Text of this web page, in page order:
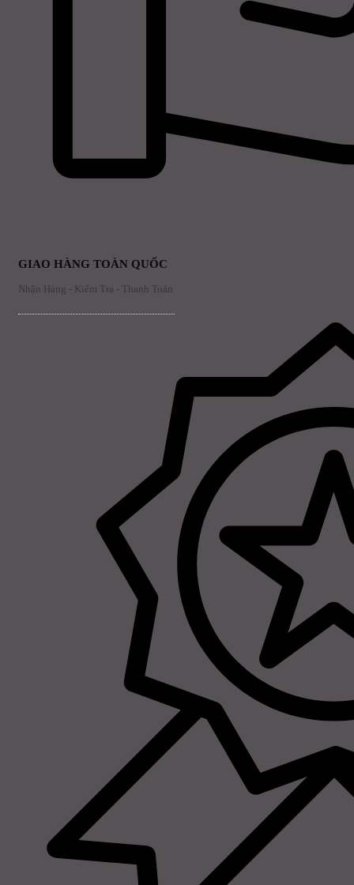
GIAO HÀNG TOÀN QUỐC
Nhận Hàng - Kiểm Tra - Thanh Toán